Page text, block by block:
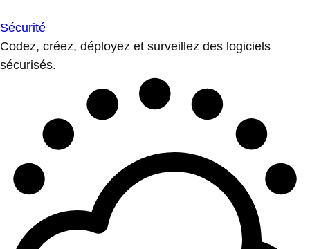
Sécurité
Codez, créez, déployez et surveillez des logiciels
sécurisés.